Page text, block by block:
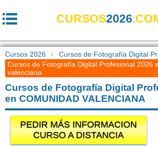
CURSOS2026
Cursos 2026
Cursos de Fotografía Digital
Cursos de Fotografía Digital Profesional 2026
valenciana
Cursos de Fotografía Digital
en COMUNIDAD VALENCIANA
PEDIR MÁS INFORMACION
CURSO A DISTANCIA